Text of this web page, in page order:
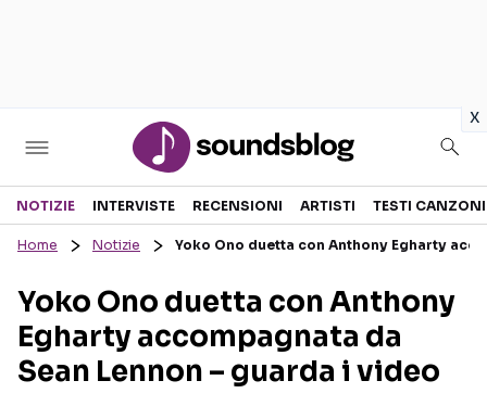
x
Sezioni
RECENSIONI MUSICALI
INTERVISTE
GOSSIP E CURIOSITÀ
TESTI CANZONI
TOUR ED EVENTI
TALENT SHOW
NOTIZIE INTERVISTE RECENSIONI ARTISTI TESTI CANZONI
Home Notizie Yoko Ono duetta con Anthony Egharty
Yoko Ono duetta con Anthony
Egharty accompagnata da
Sean Lennon – guarda i video